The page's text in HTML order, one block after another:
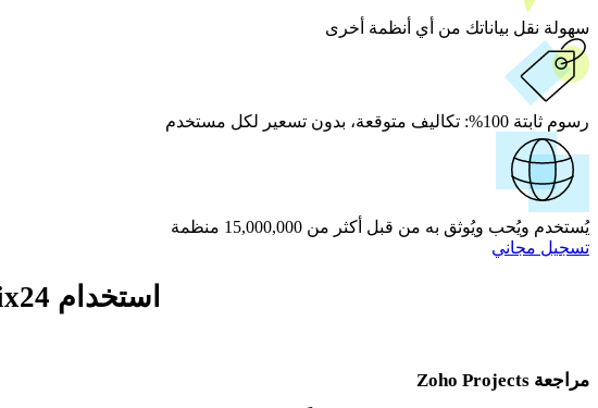
سهولة نقل بياناتك من أي أنظمة أخرى
رسوم ثابتة 100%: تكاليف متوقعة، بدون تسعير لكل مستخدم
يُستخدم ويُحب ويُوثق به من قبل أكثر من 15,000,000 منظمة
تسجيل مجاني
استخدام Bitrix24 كبديل مجاني لـ Zoho Projects
مراجعة Zoho Projects